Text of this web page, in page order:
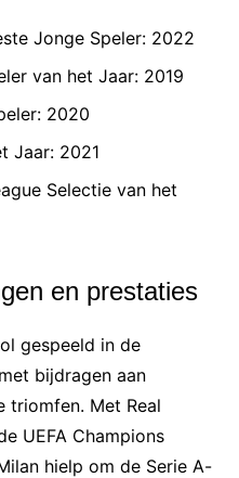
Jonge Speler: 2022
van het Jaar: 2019
2020
Jaar: 2021
Selectie van het
en prestaties
gespeeld in de
bijdragen aan
triomfen. Met Real
UEFA Champions
hielp om de Serie A-